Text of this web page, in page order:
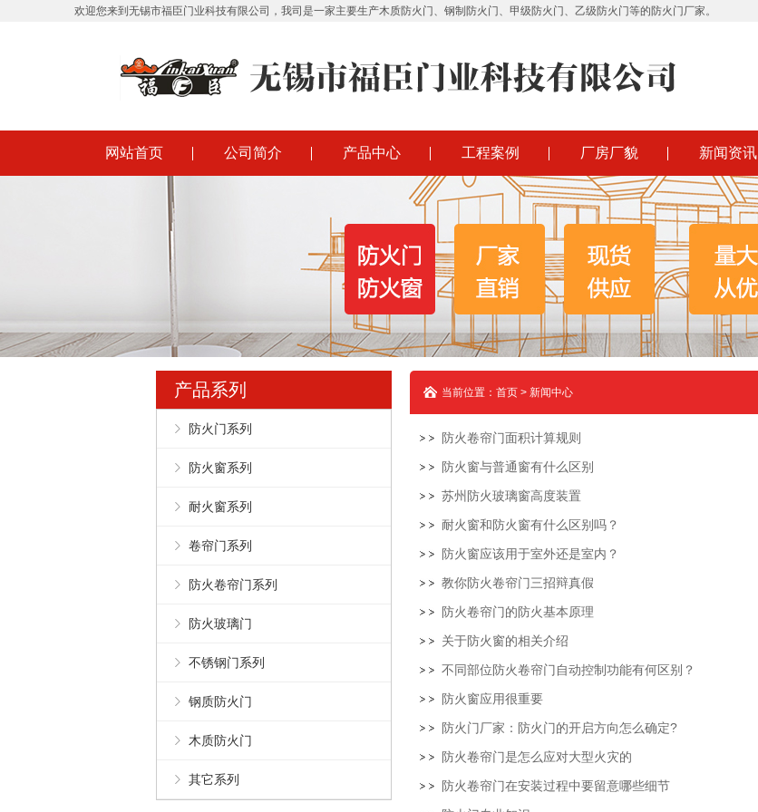
欢迎您来到无锡市福臣门业科技有限公司，我司是一家主要生产木质防火门、钢制防火门、甲级防火门、乙级防火门等的防火门厂家。
网站首页 公司简介 产品中心 工程案例 厂房厂貌 新闻资讯
产品系列
防火门系列
防火窗系列
耐火窗系列
卷帘门系列
防火卷帘门系列
防火玻璃门
不锈钢门系列
钢质防火门
木质防火门
其它系列
当前位置：首页 > 新闻中心
防火卷帘门面积计算规则
防火窗与普通窗有什么区别
苏州防火玻璃窗高度装置
耐火窗和防火窗有什么区别吗？
防火窗应该用于室外还是室内？
教你防火卷帘门三招辩真假
防火卷帘门的防火基本原理
关于防火窗的相关介绍
不同部位防火卷帘门自动控制功能有何区别？
防火窗应用很重要
防火门厂家：防火门的开启方向怎么确定?
防火卷帘门是怎么应对大型火灾的
防火卷帘门在安装过程中要留意哪些细节